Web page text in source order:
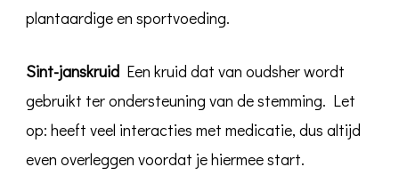
plantaardige en sportvoeding.
Sint-janskruid Een kruid dat van oudsher wordt
gebruikt ter ondersteuning van de stemming. Let
op: heeft veel interacties met medicatie, dus altijd
even overleggen voordat je hiermee start.